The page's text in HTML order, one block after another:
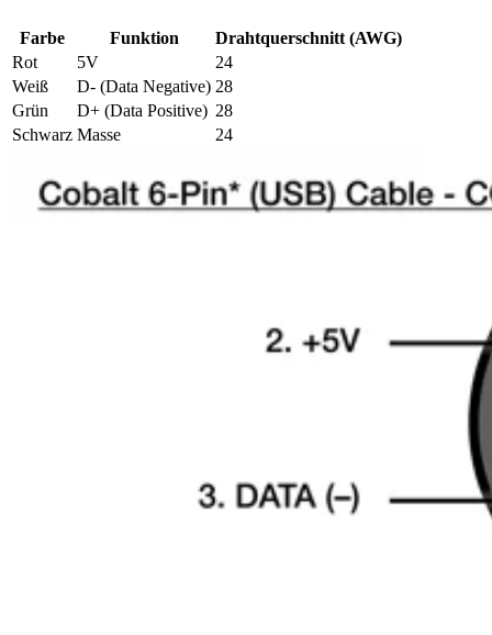
Farbe Funktion
Drahtquerschnitt (AWG)
Rot
5V
24
Weiß
D- (Data Negative) 28
Grün
D+ (Data Positive) 28
Schwarz Masse 24